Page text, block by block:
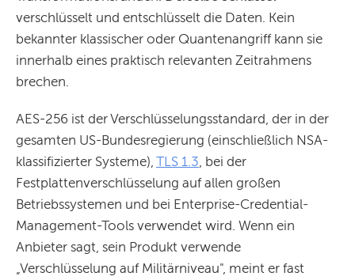
verschlüsselt und entschlüsselt die Daten. Kein
bekannter klassischer oder Quantenangriff kann sie
innerhalb eines praktisch relevanten Zeitrahmens
brechen.
AES-256 ist der Verschlüsselungsstandard, der in der
gesamten US-Bundesregierung (einschließlich NSA-
klassifizierter Systeme), TLS 1.3 , bei der
Festplattenverschlüsselung auf allen großen
Betriebssystemen und bei Enterprise-Credential-
Management-Tools verwendet wird. Wenn ein
Anbieter sagt, sein Produkt verwende
„Verschlüsselung auf Militärniveau", meint er fast